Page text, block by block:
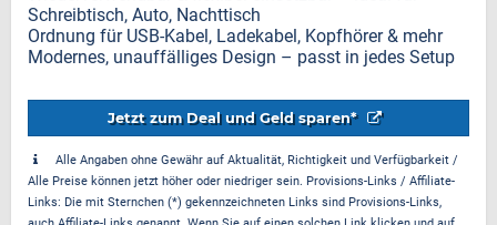
Schreibtisch, Auto, Nachttisch
Ordnung für USB-Kabel, Ladekabel, Kopfhörer & mehr
Modernes, unauffälliges Design – passt in jedes Setup
Jetzt zum Deal und Geld sparen*
Alle Angaben ohne Gewähr auf Aktualität, Richtigkeit und Verfügbarkeit /
Alle Preise können jetzt höher oder niedriger sein. Provisions-Links / Affiliate-
Links: Die mit Sternchen (*) gekennzeichneten Links sind Provisions-Links,